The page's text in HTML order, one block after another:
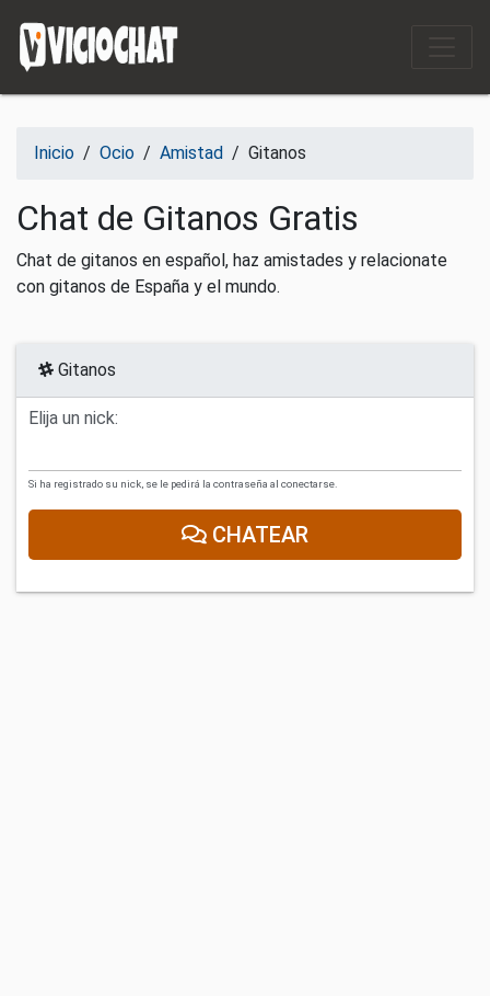
Inicio / Ocio / Amistad / Gitanos
Chat de Gitanos Gratis
Chat de gitanos en español, haz amistades y relacionate
con gitanos de España y el mundo.
Gitanos
Elija un nick:
Si ha registrado su nick, se le pedirá la contraseña al conectarse.
CHATEAR